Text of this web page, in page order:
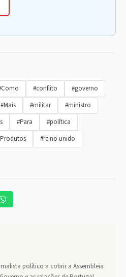
#conflito
#governo
#Mais #militar
#ministro
#Para
#política
#reino unido
político a cobrir a Assembleia